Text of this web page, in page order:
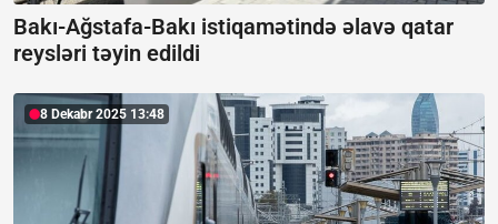
Bakı-Ağstafa-Bakı istiqamətində əlavə qatar
reysləri təyin edildi
8 Dekabr 2025 13:48